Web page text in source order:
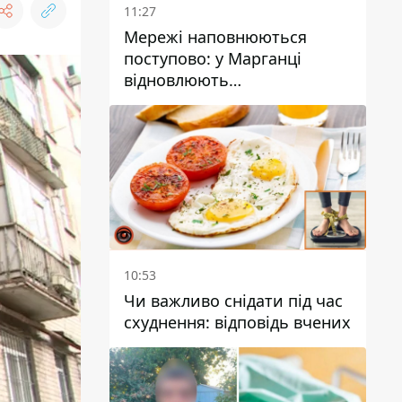
11:27
Мережі наповнюються
поступово: у Марганці
відновлюють
водопостачання
10:53
Чи важливо снідати під час
схуднення: відповідь вчених